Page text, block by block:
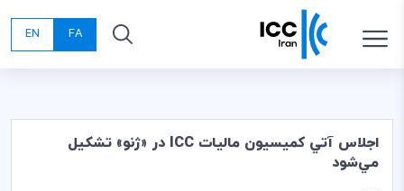
FA
EN
اجلاس آتي كميسيون ماليات ICC در «ژنو» تشكيل
مي‌شود